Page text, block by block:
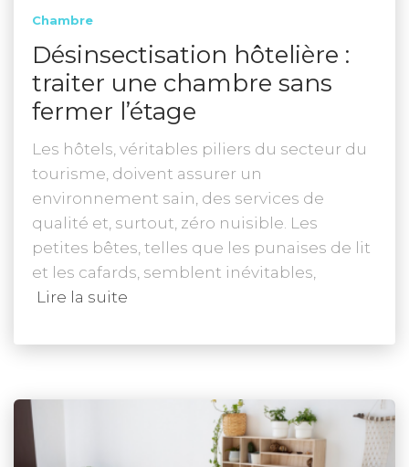
Chambre
Désinsectisation hôtelière :
traiter une chambre sans
fermer l’étage
Les hôtels, véritables piliers du secteur du
tourisme, doivent assurer un
environnement sain, des services de
qualité et, surtout, zéro nuisible. Les
petites bêtes, telles que les punaises de lit
et les cafards, semblent inévitables,
Lire la suite